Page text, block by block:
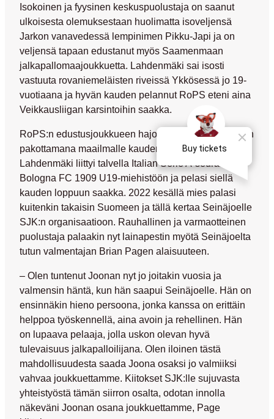
Isokoinen ja fyysinen keskuspuolustaja on saanut
ulkoisesta olemuksestaan huolimatta isoveljensä
Jarkon vanavedessä lempinimen Pikku-Japi ja on
veljensä tapaan edustanut myös Saamenmaan
jalkapallomaajoukkuetta. Lahdenmäki sai isosti
vastuuta rovaniemeläisten riveissä Ykkösessä jo 19-
vuotiaana ja hyvän kauden pelannut RoPS eteni aina
Veikkausliigan karsintoihin saakka.
RoPS:n edustusjoukkueen hajottua talousvaikeuksien
pakottamana maailmalle kauden päätteeksi
Lahdenmäki liittyi talvella Italian Serie A-seuran
Bologna FC 1909 U19-miehistöön ja pelasi siellä
kauden loppuun saakka. 2022 kesällä mies palasi
kuitenkin takaisin Suomeen ja tällä kertaa Seinäjoelle
SJK:n organisaatioon. Rauhallinen ja varmaotteinen
puolustaja palaakin nyt lainapestin myötä Seinäjoelta
tutun valmentajan Brian Pagen alaisuuteen.
– Olen tuntenut Joonan nyt jo joitakin vuosia ja
valmensin häntä, kun hän saapui Seinäjoelle. Hän on
ensinnäkin hieno persoona, jonka kanssa on erittäin
helppoa työskennellä, aina avoin ja rehellinen. Hän
on lupaava pelaaja, jolla uskon olevan hyvä
tulevaisuus jalkapalloilijana. Olen iloinen tästä
mahdollisuudesta saada Joona osaksi jo valmiiksi
vahvaa joukkuettamme. Kiitokset SJK:lle sujuvasta
yhteistyöstä tämän siirron osalta, odotan innolla
näkeväni Joonan osana joukkuettamme, Page